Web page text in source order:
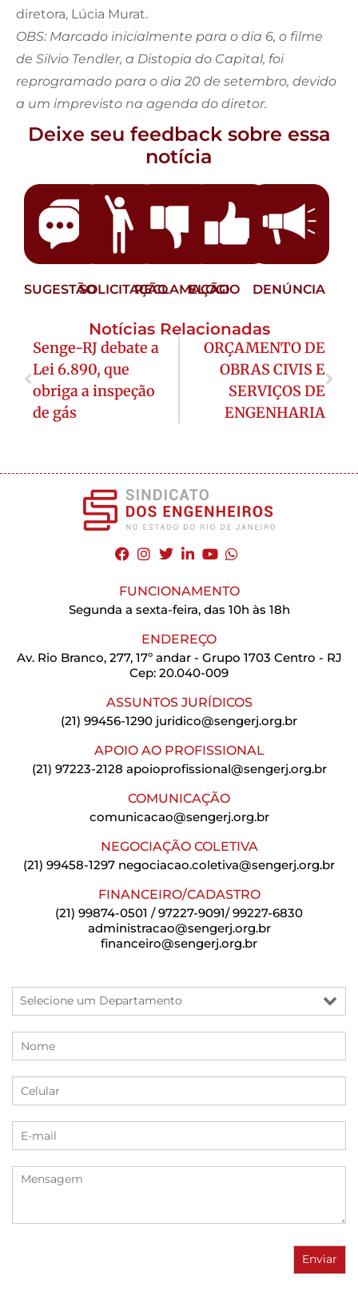
diretora, Lúcia Murat.
OBS: Marcado inicialmente para o dia 6, o filme
de Silvio Tendler, a Distopia do Capital, foi
reprogramado para o dia 20 de setembro, devido
a um imprevisto na agenda do diretor.
Deixe seu feedback sobre essa
notícia
SUGESTÃOSOLICITAÇÃORECLAMAÇÃO
ELOGIO DENÚNCIA
Notícias Relacionadas
Senge-RJ debate a
Lei 6.890, que
obriga a inspeção
de gás
ORÇAMENTO DE
OBRAS CIVIS E
SERVIÇOS DE
ENGENHARIA
FUNCIONAMENTO
Segunda a sexta-feira, das 10h às 18h
ENDEREÇO
Av. Rio Branco, 277, 17º andar - Grupo 1703 Centro - RJ
Cep: 20.040-009
ASSUNTOS JURÍDICOS
(21) 99456-1290 juridico@sengerj.org.br
APOIO AO PROFISSIONAL
(21) 97223-2128 apoioprofissional@sengerj.org.br
COMUNICAÇÃO
comunicacao@sengerj.org.br
NEGOCIAÇÃO COLETIVA
(21) 99458-1297 negociacao.coletiva@sengerj.org.br
FINANCEIRO/CADASTRO
(21) 99874-0501 / 97227-9091/ 99227-6830
administracao@sengerj.org.br
financeiro@sengerj.org.br